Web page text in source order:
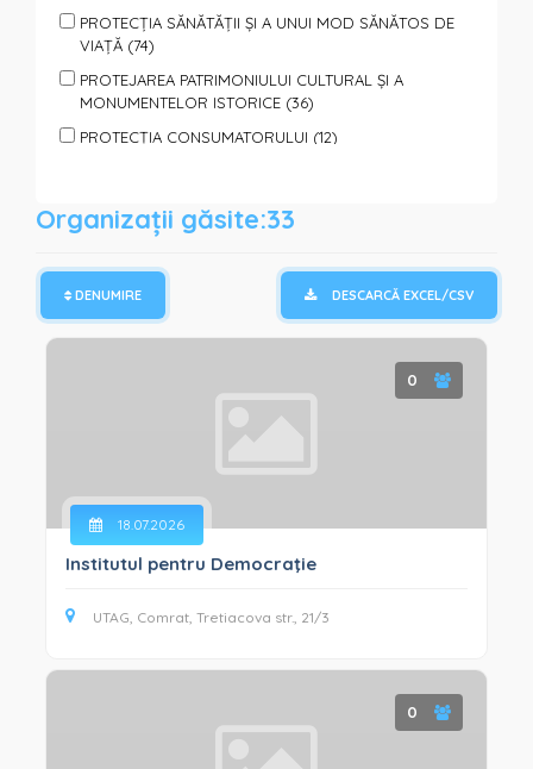
PROTECȚIA SĂNĂTĂȚII ȘI A UNUI MOD SĂNĂTOS DE
VIAȚĂ (74)
PROTEJAREA PATRIMONIULUI CULTURAL ȘI A
MONUMENTELOR ISTORICE (36)
PROTECȚIA CONSUMATORULUI (12)
PROTECȚIA PERSOANELOR SUPUSE VIOLENȚEI (40)
SPORT, TURISM, ODIHNĂ ŞI AGREMENT (65)
SPRIJIN PENTRU FAMILII ȘI COPII (95)
SPRIJIN PERSOANELOR CU DIZABILITĂȚI (85)
SPRIJIN PERSOANELOR SOCIAL VULNERABILE (110)
INTEGRITATE ȘI ANTICORUPȚIE (33)
GESTIONAREA SITUAȚIILOR DE CRIZĂ (9)
Organizații găsite:33
DENUMIRE DESCARCĂ EXCEL/CSV
0
18.07.2026
Institutul pentru Democraţie
UTAG, Comrat, Tretiacova str., 21/3
0